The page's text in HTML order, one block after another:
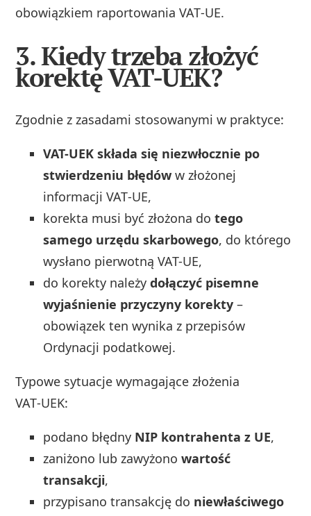
obowiązkiem raportowania VAT‑UE.
3. Kiedy trzeba złożyć
korektę VAT-UEK?
Zgodnie z zasadami stosowanymi w praktyce:
VAT-UEK składa się niezwłocznie po
stwierdzeniu błędów w złożonej
informacji VAT‑UE,
korekta musi być złożona dotego
samego urzędu skarbowego, do którego
wysłano pierwotną VAT-UE,
do korekty należydołączyć pisemne
wyjaśnienie przyczyny korekty –
obowiązek ten wynika z przepisów
Ordynacji podatkowej.
Typowe sytuacje wymagające złożenia
VAT‑UEK:
podano błędny NIP kontrahenta z UE,
zaniżono lub zawyżonowartość
transakcji,
przypisano transakcję do niewłaściwego